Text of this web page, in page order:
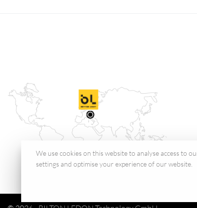
We use cookies on this website to analyse access to
settings and optimise your experience of our website.